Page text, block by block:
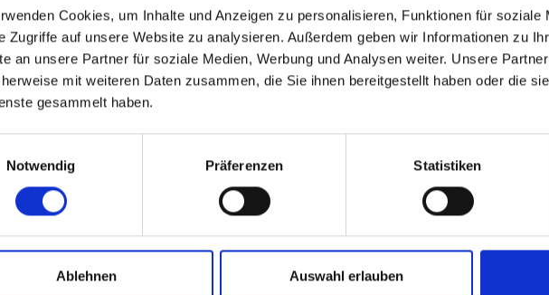
Cookies, um Inhalte und Anzeigen zu personalisieren, Funktionen für soziale
Zugriffe auf unsere Website zu analysieren. Außerdem geben wir Informationen zu
an unsere Partner für soziale Medien, Werbung und Analysen weiter. Unsere
mit weiteren Daten zusammen, die Sie ihnen bereitgestellt haben oder die
gesammelt haben.
Notwendig
Präferenzen Statistiken
Ablehnen Auswahl erlauben
die Boxgarage Westerhausen des SV Stahl Thale mit Hingabe. Hier steht
Menschen, indem er Perspektiven bietet, Gemeinschaft fördert und die
Zukunft legt. Der Wettbewerbsgedanke tritt in den Hintergrund,
und Fairness als Schlüssel zur persönlichen Weiterentwicklung und
und Soziales miteinander verbinden
darunter Fitnessboxen, Kinder- und Seniorentraining, Crossfit und
wird durch zusätzliche Angebote wie gemeinschaftliche Bildungsreisen,
und geschichtsbewusste Aufklärung, ergänzt. Die Boxgarage
der Vermittlung von Praktika und Ausbildungsstellen und begleitet
auf ihrem Weg. Die breite Resonanz auf die bestehenden Angebote
das Repertoire kontinuierlich zu erweitern, etwa durch die
Kursen. Eine visionäre Perspektive des Vereins ist die Erweiterung der